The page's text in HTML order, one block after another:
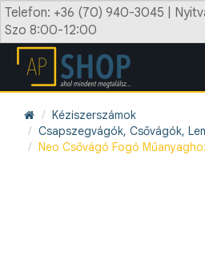
Telefon: +36 (70) 940-3045 |
Szo 8:00-12:00
Kéziszerszámok
Csapszegvágók, Csővágók,
Neo Csővágó Fogó